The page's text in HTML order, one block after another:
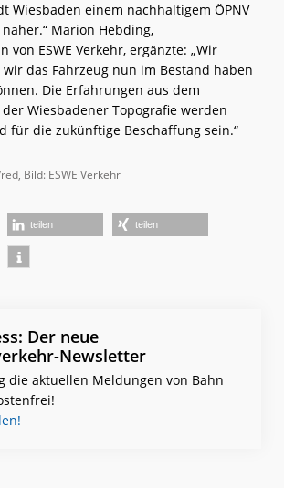
Wiesbaden einem nachhaltigem ÖPNV
Marion Hebding,
von ESWE Verkehr, ergänzte: „Wir
das Fahrzeug nun im Bestand haben
Die Erfahrungen aus dem
Wiesbadener Topografie werden
für die zukünftige Beschaffung sein.“
Bild: ESWE Verkehr
teilen teilen
Der neue
Newsletter
die aktuellen Meldungen von Bahn